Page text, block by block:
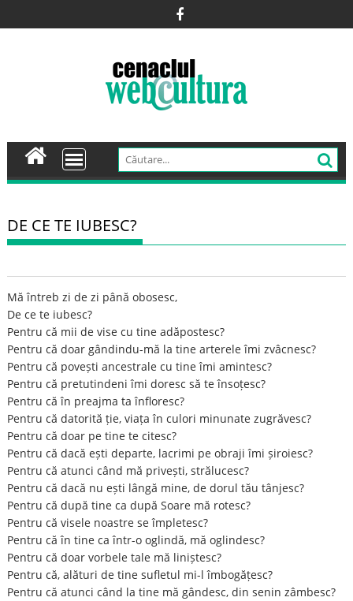
to
DE CE TE IUBESC?
Mă întreb zi de zi până obosesc,
De ce te iubesc?
Pentru că mii de vise cu tine adăpostesc?
Pentru că doar gândindu-mă la tine arterele îmi zvâcnesc?
Pentru că povești ancestrale cu tine îmi amintesc?
Pentru că pretutindeni îmi doresc să te însoțesc?
Pentru că în preajma ta înfloresc?
Pentru că datorită ție, viața în culori minunate zugrăvesc?
Pentru că doar pe tine te citesc?
Pentru că dacă ești departe, lacrimi pe obraji îmi șiroiesc?
Pentru că atunci când mă privești, strălucesc?
Pentru că dacă nu ești lângă mine, de dorul tău tânjesc?
Pentru că după tine ca după Soare mă rotesc?
Pentru că visele noastre se împletesc?
Pentru că în tine ca într-o oglindă, mă oglindesc?
Pentru că doar vorbele tale mă liniștesc?
Pentru că, alături de tine sufletul mi-l îmbogățesc?
Pentru că atunci când la tine mă gândesc, din senin zâmbesc?